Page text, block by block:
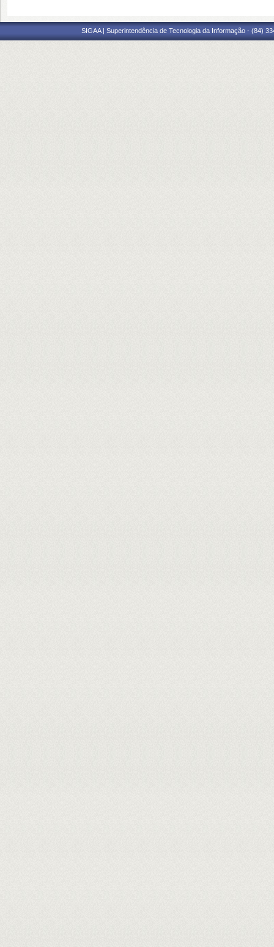
SIGAA | Superintendência de Tecnologia da Informação - (84)